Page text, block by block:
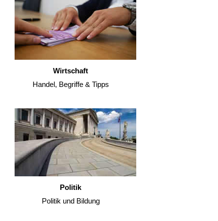
Wirtschaft
Handel, Begriffe & Tipps
Politik
Politik und Bildung